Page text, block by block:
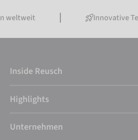
weltweit Innovative
Inside Reusch
Highlights
Unternehmen